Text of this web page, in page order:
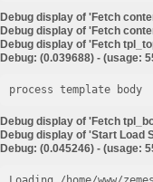
Debug display of 'Fetch
Debug display of 'Fetch
Debug display of 'Fetch
Debug: (0.039688) - (usage:
process template body
Debug display of 'Fetch
Debug display of 'Start Load
Debug: (0.045246) - (usage: